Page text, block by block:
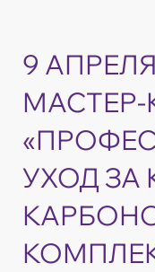
9
УХОД ЗА